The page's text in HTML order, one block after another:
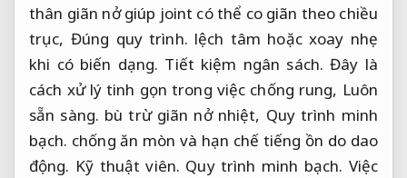
thân giãn nở giúp joint có thể co giãn theo chiều
trục, Đúng quy trình. lệch tâm hoặc xoay nhẹ
khi có biến dạng. Tiết kiệm ngân sách. Đây là
cách xử lý tinh gọn trong việc chống rung, Luôn
sẵn sàng. bù trừ giãn nở nhiệt, Quy trình minh
bạch. chống ăn mòn và hạn chế tiếng ồn do dao
động. Kỹ thuật viên. Quy trình minh bạch. Việc